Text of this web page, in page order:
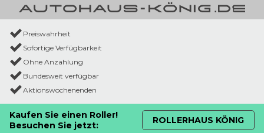
Preiswahrheit
Sofortige Verfügbarkeit
Ohne Anzahlung
Bundesweit verfügbar
Aktionswochenenden
Kaufen Sie einen Roller!
Besuchen Sie jetzt:
ROLLERHAUS KÖNIG